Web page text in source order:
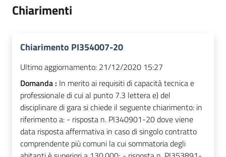
Chiarimenti
Chiarimento PI354007-20
Ultimo aggiornamento: 21/12/2020 15:27
Domanda : In merito ai requisiti di capacità tecnica e
professionale di cui al punto 7.3 lettera e) del
disciplinare di gara si chiede il seguente chiarimento: in
riferimento a: - risposta n. PI340901-20 dove viene
data risposta affermativa in caso di singolo contratto
comprendente più comuni la cui sommatoria degli